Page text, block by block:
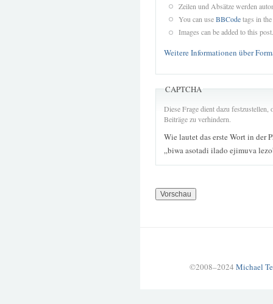
Zeilen und Absätze werden
You can useBBCodetags in
Images can be added to this post.
Weitere Informationen über
CAPTCHA
Diese Frage dient dazu
Beiträge zu verhindern.
Wie lautet das erste Wort in der
„biwa asotadi ilado ejimuva
©2008–2024 Michael